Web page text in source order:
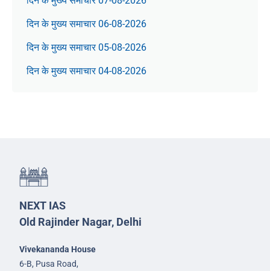
दिन के मुख्य समाचार 06-08-2026
दिन के मुख्य समाचार 05-08-2026
दिन के मुख्य समाचार 04-08-2026
NEXT IAS
Old Rajinder Nagar, Delhi
Vivekananda House
6-B, Pusa Road,